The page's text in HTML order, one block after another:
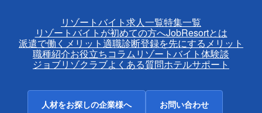
リゾートバイト求人一覧特集一覧
リゾートバイトが初めての方へJobResortとは
派遣で働くメリット適職診断登録を先にするメリット
職種紹介お役立ちコラムリゾートバイト体験談
ジョブリゾクラブよくある質問ホテルサポート
人材をお探しの企業様へ お問い合わせ